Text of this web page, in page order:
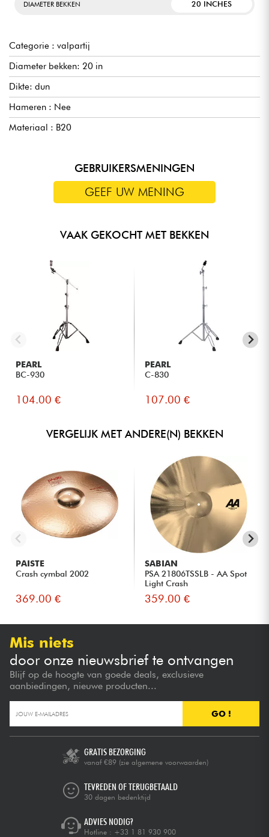
DIAMETER BEKKEN 20 INCHES
Categorie : valpartij
Diameter bekken: 20 in
Dikte: dun
Hameren : Nee
Materiaal : B20
GEBRUIKERSMENINGEN
GEEF UW MENING
VAAK GEKOCHT MET BEKKEN
PEARL
BC-930
104.00 €
PEARL
C-830
107.00 €
VERGELIJK MET ANDERE(N) BEKKEN
PAISTE
Crash cymbal 2002
369.00 €
SABIAN
PSA 21806TSSLB - AA Spot
Light Crash
359.00 €
Mis niets
door onze nieuwsbrief te ontvangen
Blijf op de hoogte van goede deals, exclusieve
aanbiedingen, nieuwe producten...
GO !
GRATIS BEZORGING
vanaf €89 (zie algemene voorwaarden)
TEVREDEN OF TERUGBETAALD
30 dagen bedenktijd
ADVIES NODIG?
Hotline : +33 1 81 930 900